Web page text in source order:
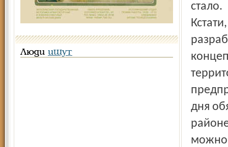
Люди ищут
стало.
дня
можно